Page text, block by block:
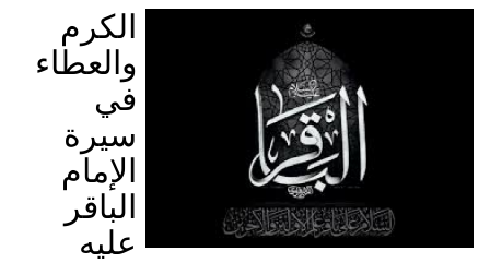
الكرم
والعطاء
في
سيرة
الإمام
الباقر
عليه